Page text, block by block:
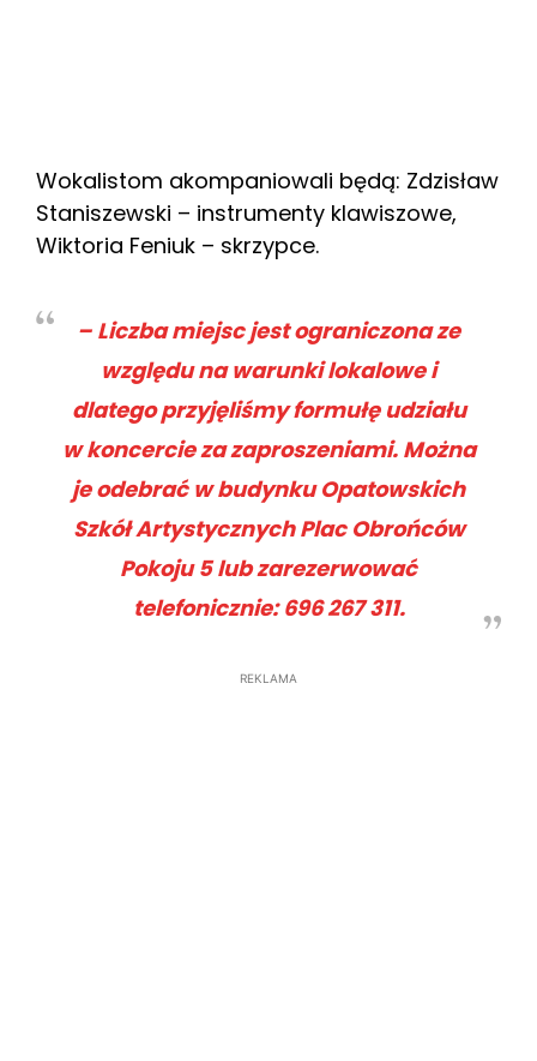
Wokalistom akompaniowali będą: Zdzisław
Staniszewski – instrumenty klawiszowe,
Wiktoria Feniuk – skrzypce.
– Liczba miejsc jest ograniczona ze
względu na warunki lokalowe i
dlatego przyjęliśmy formułę udziału
w koncercie za zaproszeniami. Można
je odebrać w budynku Opatowskich
Szkół Artystycznych Plac Obrońców
Pokoju 5 lub zarezerwować
telefonicznie: 696 267 311.
REKLAMA